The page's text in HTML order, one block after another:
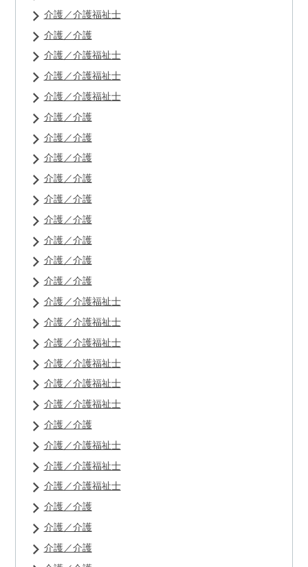
介護／介護福祉士
介護／介護
介護／介護福祉士
介護／介護福祉士
介護／介護福祉士
介護／介護
介護／介護
介護／介護
介護／介護
介護／介護
介護／介護
介護／介護
介護／介護
介護／介護
介護／介護福祉士
介護／介護福祉士
介護／介護福祉士
介護／介護福祉士
介護／介護福祉士
介護／介護福祉士
介護／介護
介護／介護福祉士
介護／介護福祉士
介護／介護福祉士
介護／介護
介護／介護
介護／介護